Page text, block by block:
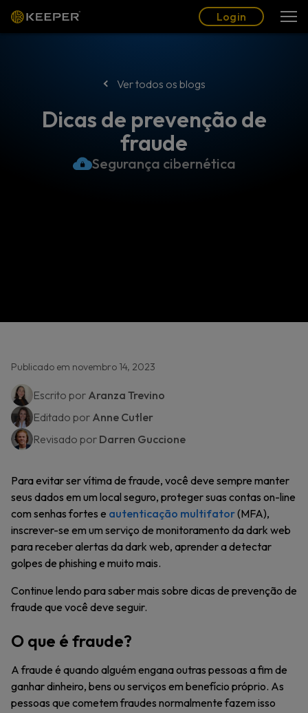
Login
Ver todos os blogs
Dicas de prevenção de
fraude
Segurança cibernética
Publicado em novembro 14, 2023
Escrito por Aranza Trevino
Editado por Anne Cutler
Revisado por Darren Guccione
Para evitar ser vítima de fraude, você deve sempre manter
seus dados em um local seguro, proteger suas contas on-line
com senhas fortes e autenticação multifator(MFA),
inscrever-se em um serviço de monitoramento da dark web
para receber alertas da dark web, aprender a detectar
golpes de phishing e muito mais.
Continue lendo para saber mais sobre dicas de prevenção de
fraude que você deve seguir.
O que é fraude?
A fraude é quando alguém engana outras pessoas a fim de
ganhar dinheiro, bens ou serviços em benefício próprio. As
pessoas que cometem fraudes normalmente fazem isso